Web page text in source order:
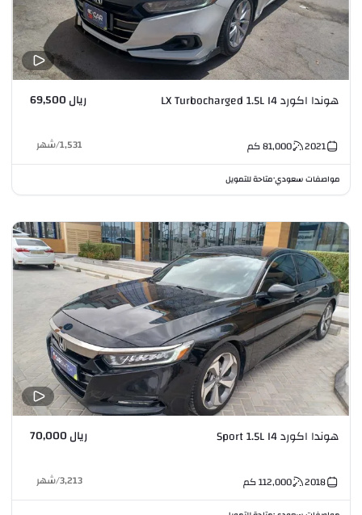
هوندا اكورد LX Turbocharged 1.5L I4 ريال 69,500
2021
81,000كم 1,531
/شهر
مواصفات سعودي•متاحة للتمويل
هوندا اكورد Sport 1.5L I4 ريال 70,000
2018
112,000كم 3,213
/شهر